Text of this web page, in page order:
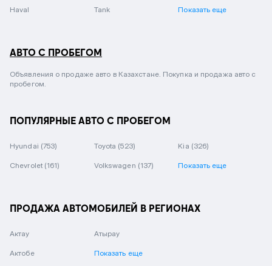
Haval Tank Показать еще
АВТО С ПРОБЕГОМ
Объявления о продаже авто в Казахстане. Покупка и продажа авто с
пробегом.
ПОПУЛЯРНЫЕ АВТО С ПРОБЕГОМ
Hyundai (753) Toyota (523) Kia (326)
Chevrolet (161) Volkswagen (137) Показать еще
ПРОДАЖА АВТОМОБИЛЕЙ В РЕГИОНАХ
Актау
Актобе
Атырау
Показать еще